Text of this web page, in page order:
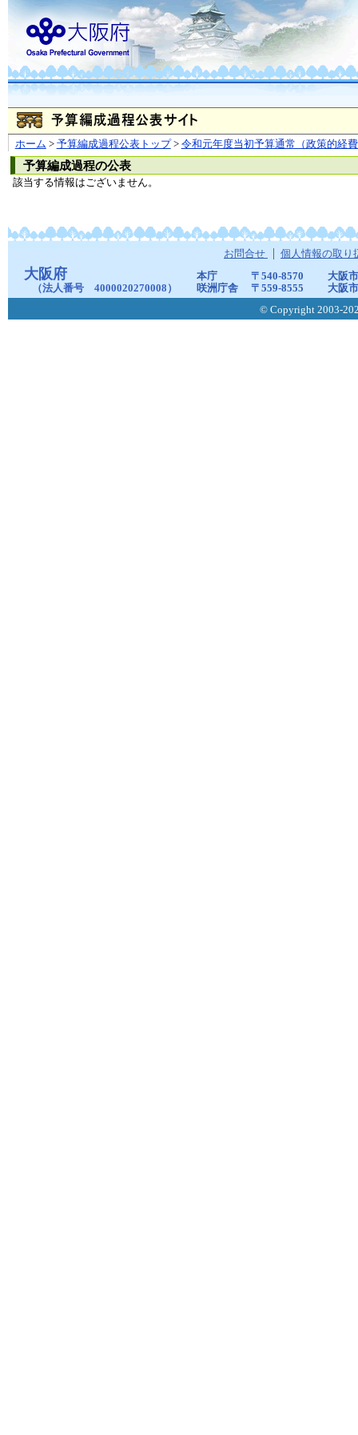
ホーム > 予算編成過程公表トップ> 令和元年度当初予算通常（政策的経
予算編成過程の公表
該当する情報はございません。
お問合せ 個人情報の取り
大阪府
（法人番号 4000020270008）
本庁 〒540-8570
大阪
咲洲庁舎
〒559-8555
大阪
© Copyright 2003-